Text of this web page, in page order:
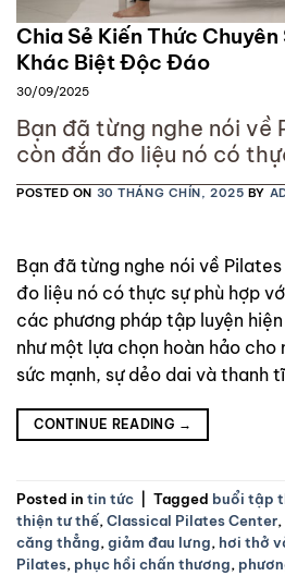
Chia Sẻ Kiến Thức
Khác Biệt Độc Đáo
30/09/2025
Bạn đã từng nghe nói về
còn đắn đo liệu nó có
mình? Giữa vô vàn các
luyện hiện đại, Pilates nổi
sức mạnh, sự dẻo dai và
POSTED ON 30 THÁNG CHÍN, 2025 BY
Bạn đã từng nghe nói về
đo liệu nó có thực sự phù hợp
các phương pháp tập luyện
như một lựa chọn hoàn hảo cho
sức mạnh, sự dẻo dai và thanh
CONTINUE READING →
Posted in tin tức Tagged buổi tập
thiện tư thế,Classical Pilates Center,
căng thẳng,giảm đau lưng, hơi thở
Pilates, phục hồi chấn thương,